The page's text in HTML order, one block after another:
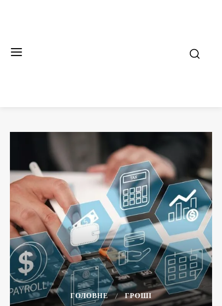
ГОЛОВНЕ ГРОШІ